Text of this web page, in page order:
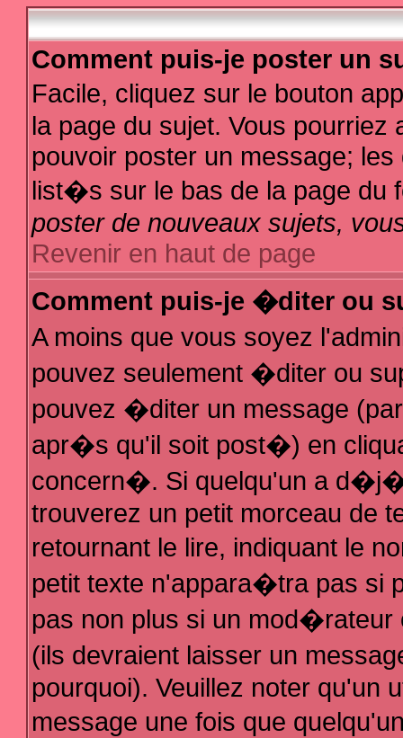
Comment puis-je poster un
Facile, cliquez sur le bouton
la page du sujet. Vous
pouvoir poster un message;
list�s sur le bas de la page du
poster de nouveaux sujets,
Revenir en haut de page
Comment puis-je �diter ou
A moins que vous soyez
pouvez seulement �diter ou
pouvez �diter un message
apr�s qu'il soit post�) en
concern�. Si quelqu'un a
trouverez un petit morceau de
retournant le lire, indiquant le
petit texte n'appara�tra pas si
pas non plus si un
(ils devraient laisser un
pourquoi). Veuillez noter qu'un
message une fois que